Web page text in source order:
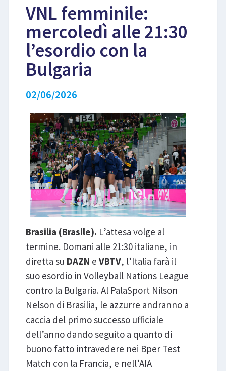
EVENTI
LIBRI
VNL femminile:
mercoledì alle 21:30
l’esordio con la
Bulgaria
02/06/2026
Brasilia (Brasile). L’attesa volge al
termine. Domani alle 21:30 italiane, in
diretta su DAZN e VBTV, l’Italia farà il
suo esordio in Volleyball Nations League
contro la Bulgaria. Al PalaSport Nilson
Nelson di Brasilia, le azzurre andranno a
caccia del primo successo ufficiale
dell’anno dando seguito a quanto di
buono fatto intravedere nei Bper Test
Match con la Francia, e nell’AIA